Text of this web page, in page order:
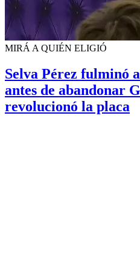
MIRÁ A QUIÉN ELIGIÓ
Selva Pérez fulminó
antes de abandonar
revolucionó la placa